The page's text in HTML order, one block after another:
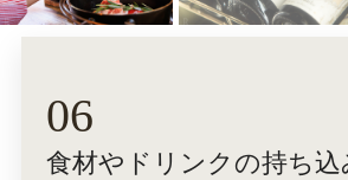
06
食材やドリンクの持ち込